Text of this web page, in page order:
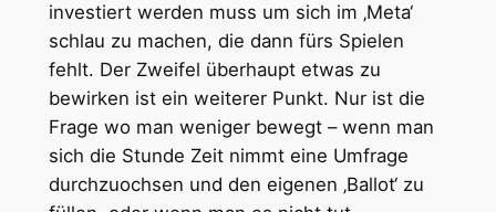
investiert werden muss um sich im ‚Meta‘
schlau zu machen, die dann fürs Spielen
fehlt. Der Zweifel überhaupt etwas zu
bewirken ist ein weiterer Punkt. Nur ist die
Frage wo man weniger bewegt – wenn man
sich die Stunde Zeit nimmt eine Umfrage
durchzuochsen und den eigenen ‚Ballot‘ zu